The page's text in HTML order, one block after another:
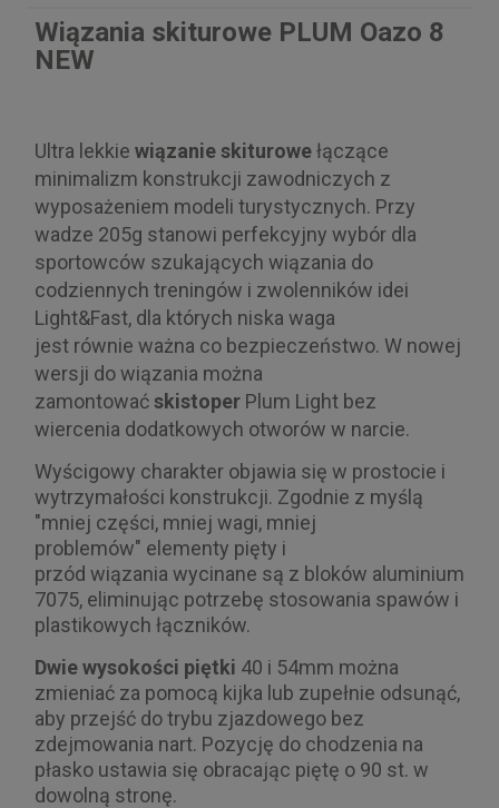
Wiązania skiturowe PLUM Oazo 8
NEW
Ultra lekkie wiązanie skiturowełączące
minimalizm konstrukcji zawodniczych z
wyposażeniem modeli turystycznych. Przy
wadze 205g stanowi perfekcyjny wybór dla
sportowców szukających wiązania do
codziennych treningów i zwolenników idei
Light&Fast, dla których niska waga
jest równie ważna co bezpieczeństwo. W nowej
wersji do wiązania można
zamontowaćskistoper Plum Light bez
wiercenia dodatkowych otworów w narcie.
Wyścigowy charakter objawia się w prostocie i
wytrzymałości konstrukcji. Zgodnie z myślą
"mniej części, mniej wagi, mniej
problemów" elementy pięty i
przód wiązania wycinane są z bloków aluminium
7075, eliminując potrzebę stosowania spawów i
plastikowych łączników.
Dwie wysokości piętki 40 i 54mm można
zmieniać za pomocą kijka lub zupełnie odsunąć,
aby przejść do trybu zjazdowego bez
zdejmowania nart. Pozycję do chodzenia na
płasko ustawia się obracając piętę o 90 st. w
dowolną stronę.